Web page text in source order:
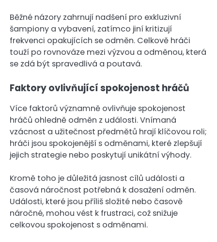
Běžné názory zahrnují nadšení pro exkluzivní
šampiony a vybavení, zatímco jiní kritizují
frekvenci opakujících se odměn. Celkově hráči
touží po rovnováze mezi výzvou a odměnou, která
se zdá být spravedlivá a poutavá.
Faktory ovlivňující spokojenost hráčů
Více faktorů významně ovlivňuje spokojenost
hráčů ohledně odměn z události. Vnímaná
vzácnost a užitečnost předmětů hrají klíčovou roli;
hráči jsou spokojenější s odměnami, které zlepšují
jejich strategie nebo poskytují unikátní výhody.
Kromě toho je důležitá jasnost cílů události a
časová náročnost potřebná k dosažení odměn.
Události, které jsou příliš složité nebo časově
náročné, mohou vést k frustraci, což snižuje
celkovou spokojenost s odměnami.